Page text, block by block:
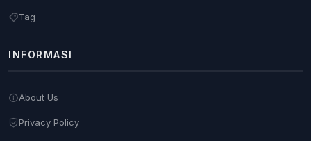
Tag
INFORMASI
About Us
Privacy Policy